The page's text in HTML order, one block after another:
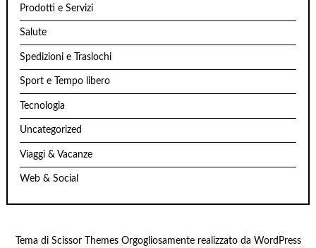
Prodotti e Servizi
Salute
Spedizioni e Traslochi
Sport e Tempo libero
Tecnologia
Uncategorized
Viaggi & Vacanze
Web & Social
Tema di Scissor ThemesOrgogliosamente realizzato da WordPress